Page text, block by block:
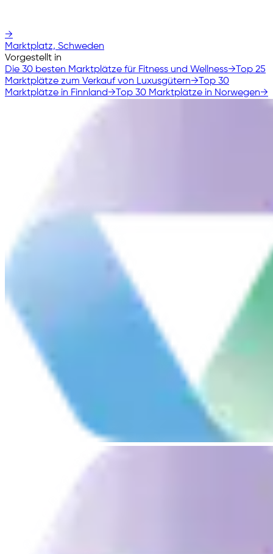
→
Marktplatz, Schweden
Vorgestellt in
Die 30 besten Marktplätze für Fitness und Wellness→ Top 25
Marktplätze zum Verkauf von Luxusgütern→ Top 30
Marktplätze in Finnland→ Top 30 Marktplätze in Norwegen→